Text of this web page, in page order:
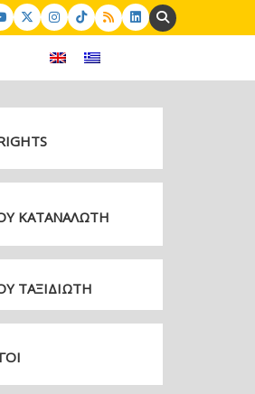
Search:
ΚΑΤΑΝΑΛΩΤΗ
ΤΑΞΙΔΙΩΤΗ